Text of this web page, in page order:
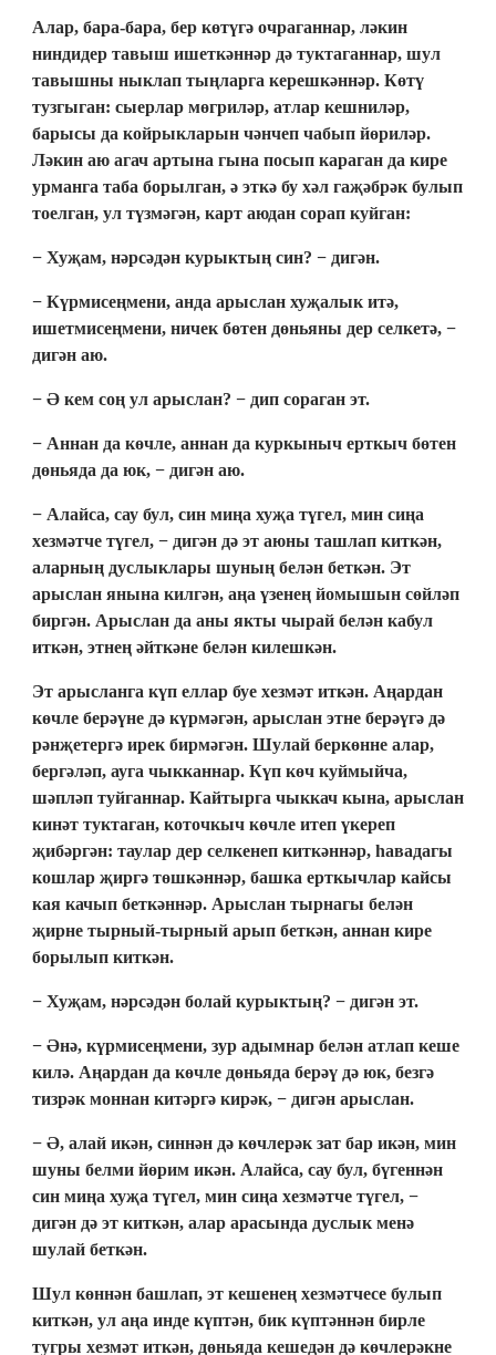
Алар, бара-бара, бер көтүгә очраганнар, ләкин
ниндидер тавыш ишеткәннәр дә туктаганнар, шул
тавышны ныклап тыңларга керешкәннәр. Көтү
тузгыган: сыерлар мөгриләр, атлар кешниләр,
барысы да койрыкларын чәнчеп чабып йөриләр.
Ләкин аю агач артына гына посып караган да кире
урманга таба борылган, ә эткә бу хәл гаҗәбрәк булып
тоелган, ул түзмәгән, карт аюдан сорап куйган:
− Хуҗам, нәрсәдән курыктың син? − дигән.
− Күрмисеңмени, анда арыслан хуҗалык итә,
ишетмисеңмени, ничек бөтен дөньяны дер селкетә, −
дигән аю.
− Ә кем соң ул арыслан? − дип сораган эт.
− Аннан да көчле, аннан да куркыныч ерткыч бөтен
дөньяда да юк, − дигән аю.
− Алайса, сау бул, син миңа хуҗа түгел, мин сиңа
хезмәтче түгел, − дигән дә эт аюны ташлап киткән,
аларның дуслыклары шуның белән беткән. Эт
арыслан янына килгән, аңа үзенең йомышын сөйләп
биргән. Арыслан да аны якты чырай белән кабул
иткән, этнең әйткәне белән килешкән.
Эт арысланга күп еллар буе хезмәт иткән. Аңардан
көчле берәүне дә күрмәгән, арыслан этне берәүгә дә
рәнҗетергә ирек бирмәгән. Шулай беркөнне алар,
бергәләп, ауга чыкканнар. Күп көч куймыйча,
шәпләп туйганнар. Кайтырга чыккач кына, арыслан
кинәт туктаган, коточкыч көчле итеп үкереп
җибәргән: таулар дер селкенеп киткәннәр, һавадагы
кошлар җиргә төшкәннәр, башка ерткычлар кайсы
кая качып беткәннәр. Арыслан тырнагы белән
җирне тырный-тырный арып беткән, аннан кире
борылып киткән.
− Хуҗам, нәрсәдән болай курыктың? − дигән эт.
− Әнә, күрмисеңмени, зур адымнар белән атлап кеше
килә. Аңардан да көчле дөньяда берәү дә юк, безгә
тизрәк моннан китәргә кирәк, − дигән арыслан.
− Ә, алай икән, синнән дә көчлерәк зат бар икән, мин
шуны белми йөрим икән. Алайса, сау бул, бүгеннән
син миңа хуҗа түгел, мин сиңа хезмәтче түгел, −
дигән дә эт киткән, алар арасында дуслык менә
шулай беткән.
Шул көннән башлап, эт кешенең хезмәтчесе булып
киткән, ул аңа инде күптән, бик күптәннән бирле
тугры хезмәт иткән, дөньяда кешедән дә көчлерәкне